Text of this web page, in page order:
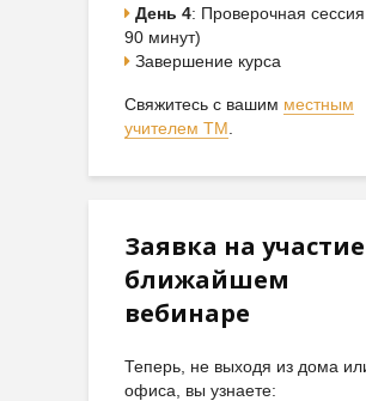
День 4: Проверочная
90 минут)
Завершение курса
Свяжитесь с вашим местным
учителем ТМ
Заявка на
ближайшем
вебинаре
Теперь, не выходя из дома
офиса, вы узнаете: